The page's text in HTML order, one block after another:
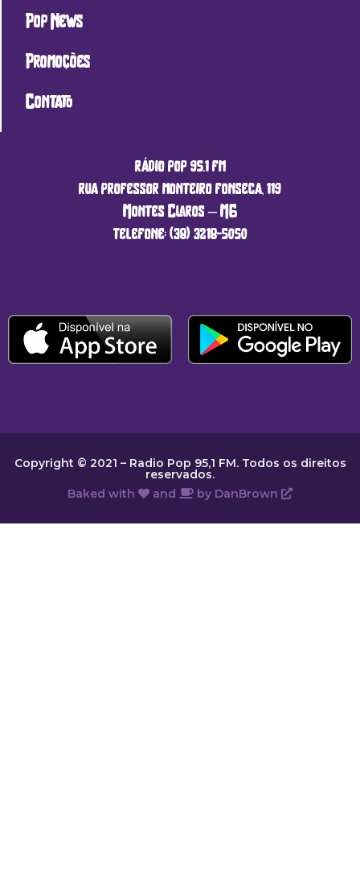
Pop News
Promoções
Contato
rádio pop 95.1 fm
rua professor monteiro fonseca, 119
Montes Claros – MG
telefone: (38) 3218-5050
Copyright © 2021 – Radio Pop 95,1 FM. Todos os direitos
reservados.
Baked with
and by DanBrown